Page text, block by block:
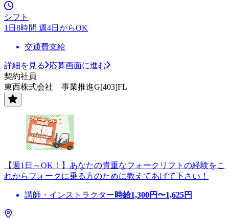
シフト
1日8時間 週4日からOK
交通費支給
詳細を見る
応募画面に進む
契約社員
東西株式会社 事業推進G[403]FL
【週1日～OK！】あなたの貴重なフォークリフトの経験をこ
れからフォークに乗る方のために教えてあげて下さい！
講師・インストラクター時給1,300円〜1,625円